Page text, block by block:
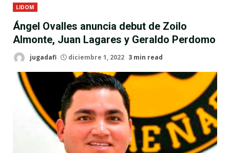
LIDOM
Ángel Ovalles anuncia debut de Zoilo
Almonte, Juan Lagares y Geraldo Perdomo
jugadafi diciembre 1, 2022 3 min read